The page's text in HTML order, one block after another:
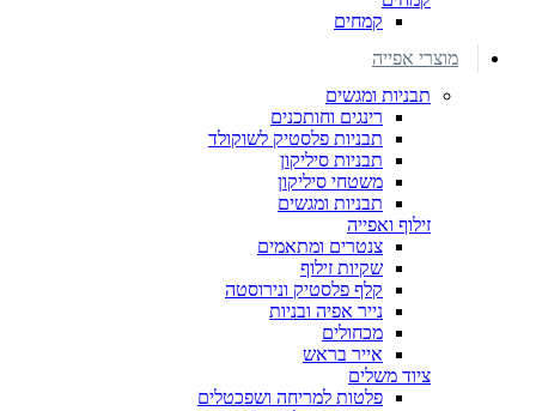
קמחים
מוצרי אפייה
תבניות ומגשים
רינגים וחותכנים
תבניות פלסטיק לשוקולד
תבניות סיליקון
משטחי סיליקון
תבניות ומגשים
זילוף ואפייה
צנטרים ומתאמים
שקיות זילוף
קלף פלסטיק ונירוסטה
נייר אפיה ובניות
מכחולים
אייר בראש
ציוד משלים
פלטות למריחה ושפכטלים